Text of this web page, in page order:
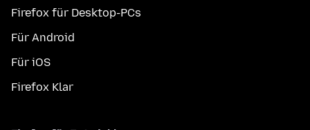
Firefox für Desktop-PCs
Für Android
Für iOS
Firefox Klar